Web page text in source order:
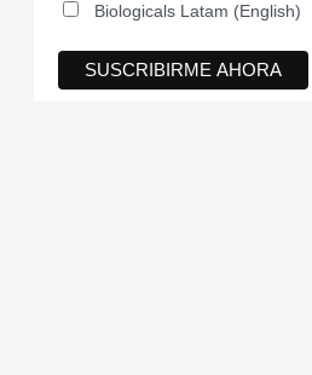
Biologicals Latam (English)